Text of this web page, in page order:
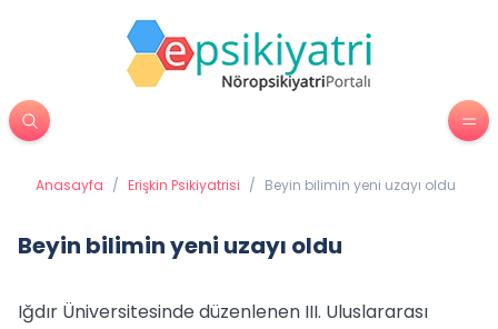
Anasayfa / Erişkin Psikiyatrisi / Beyin bilimin yeni uzayı oldu
Beyin bilimin yeni uzayı oldu
Iğdır Üniversitesinde düzenlenen III. Uluslararası